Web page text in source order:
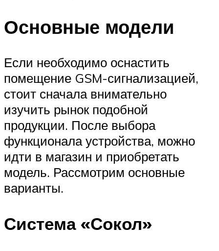
Основные модели
Если необходимо оснастить
помещение GSM-сигнализацией,
стоит сначала внимательно
изучить рынок подобной
продукции. После выбора
функционала устройства, можно
идти в магазин и приобретать
модель. Рассмотрим основные
варианты.
Система «Сокол»